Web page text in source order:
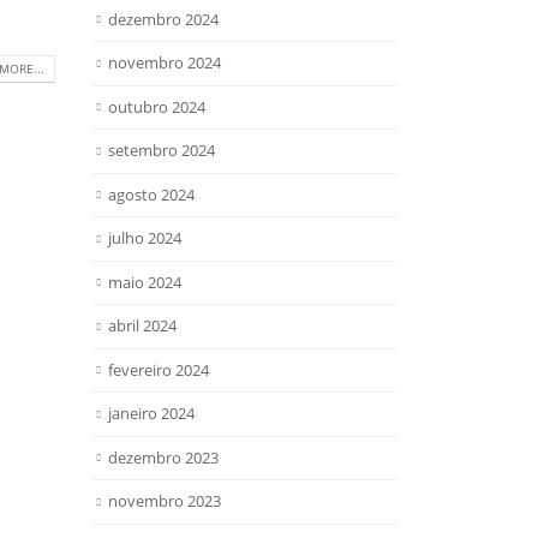
dezembro 2024
novembro 2024
outubro 2024
setembro 2024
agosto 2024
julho 2024
maio 2024
abril 2024
fevereiro 2024
janeiro 2024
dezembro 2023
novembro 2023